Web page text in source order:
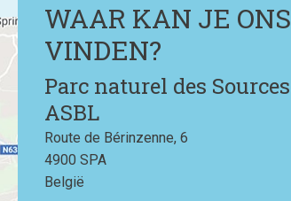
WAAR KAN JE ONS
VINDEN?
Parc naturel des Sources
ASBL
Route de Bérinzenne, 6
4900 SPA
België